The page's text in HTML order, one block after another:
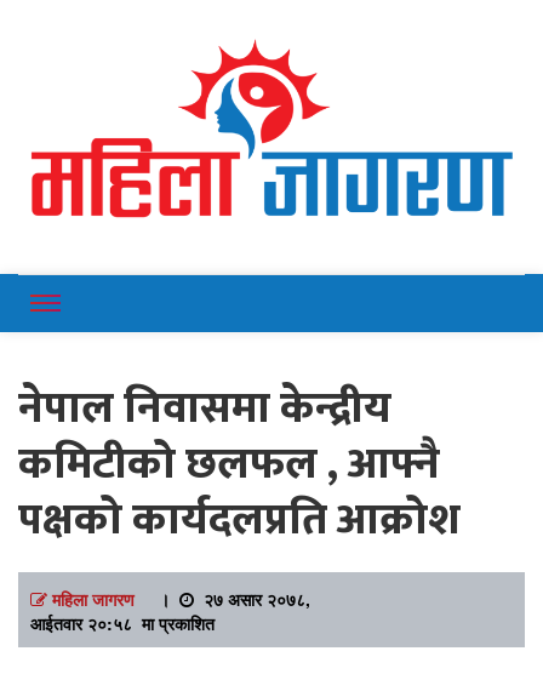
Mahilajagaran
नेपाल निवासमा केन्द्रीय
कमिटीको छलफल , आफ्नै
पक्षको कार्यदलप्रति आक्रोश
महिला जागरण।
२७ असार २०७८,
आईतवार २०:५८ मा प्रकाशित